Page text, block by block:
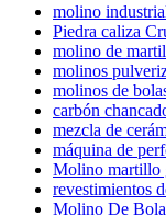
molino
Piedra caliza
molino de
molinos
molinos de
carbón
mezcla de
máquina de
Molino martillo
revestimientos
Molino De